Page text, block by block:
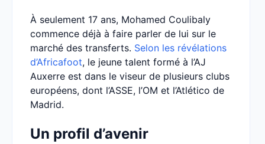
À seulement 17 ans, Mohamed Coulibaly
commence déjà à faire parler de lui sur le
marché des transferts. Selon les révélations
d’Africafoot, le jeune talent formé à l’AJ
Auxerre est dans le viseur de plusieurs clubs
européens, dont l’ASSE, l’OM et l’Atlético de
Madrid.
Un profil d’avenir